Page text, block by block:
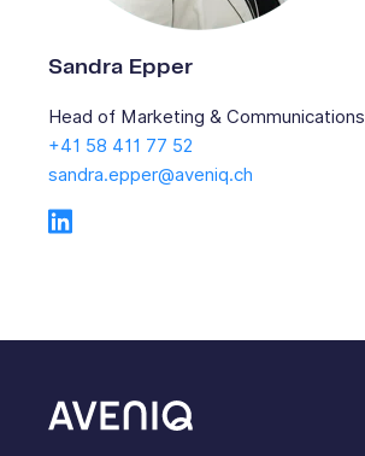
Sandra Epper
Head of Marketing & Communications
+41 58 411 77 52
sandra.epper@aveniq.ch